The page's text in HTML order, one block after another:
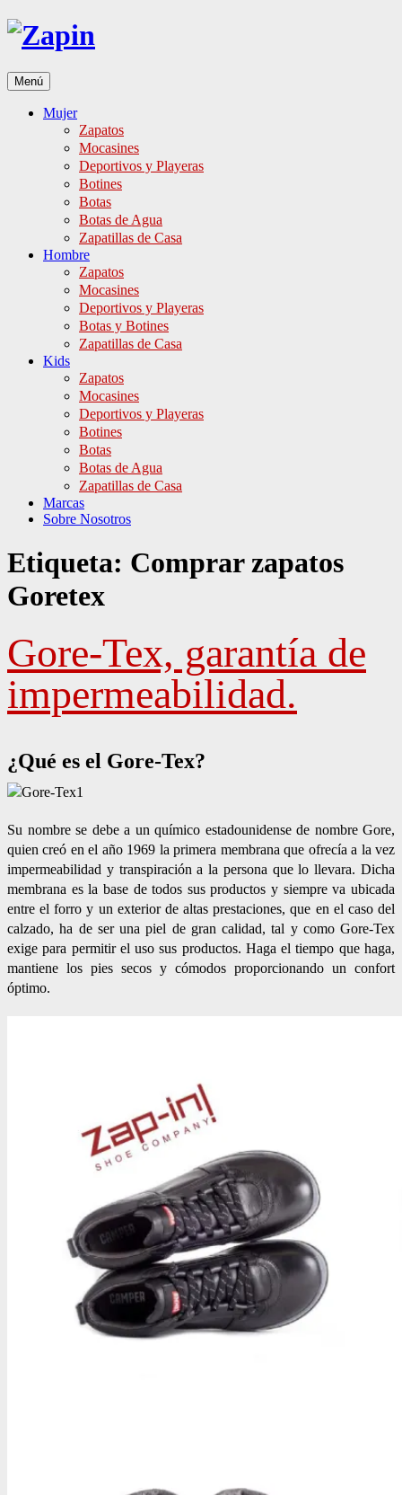
Ir
Menú
Mujer
Zapatos
Mocasines
Deportivos y Playeras
Botines
Botas
Botas de Agua
Zapatillas de Casa
Hombre
Zapatos
Mocasines
Deportivos y Playeras
Botas y Botines
Zapatillas de Casa
Kids
Zapatos
Mocasines
Deportivos y Playeras
Botines
Botas
Botas de Agua
Zapatillas de Casa
Marcas
Sobre Nosotros
Etiqueta: Comprar zapatos
Goretex
Gore-Tex, garantía de
impermeabilidad.
¿Qué es el Gore-Tex?
Su nombre se debe a un químico estadounidense de nombre Gore,
quien creó en el año 1969 la primera membrana que ofrecía a la vez
impermeabilidad y transpiración a la persona que lo llevara. Dicha
membrana es la base de todos sus productos y siempre va ubicada
entre el forro y un exterior de altas prestaciones, que en el caso del
calzado, ha de ser una piel de gran calidad, tal y como Gore-Tex
exige para permitir el uso sus productos. Haga el tiempo que haga,
mantiene los pies secos y cómodos proporcionando un confort
óptimo.